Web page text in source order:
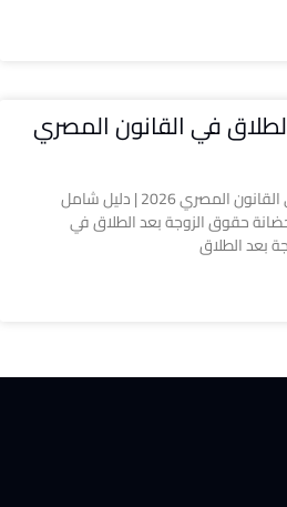
في القانون المصري
حقوق الزوجة بعد الطلاق في القانون المصري 2026 | دليل شامل
حقوق الزوجة بعد الطلاق في
بعد الطلاق